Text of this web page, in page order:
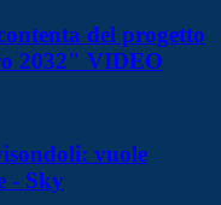
del progetto
2032" VIDEO
vuole
- Sky